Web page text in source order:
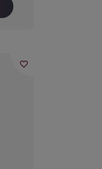
favorite_border